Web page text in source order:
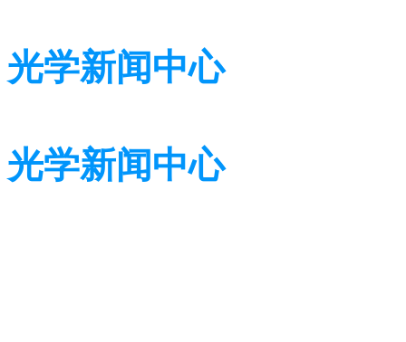
光学新闻中心
光学新闻中心